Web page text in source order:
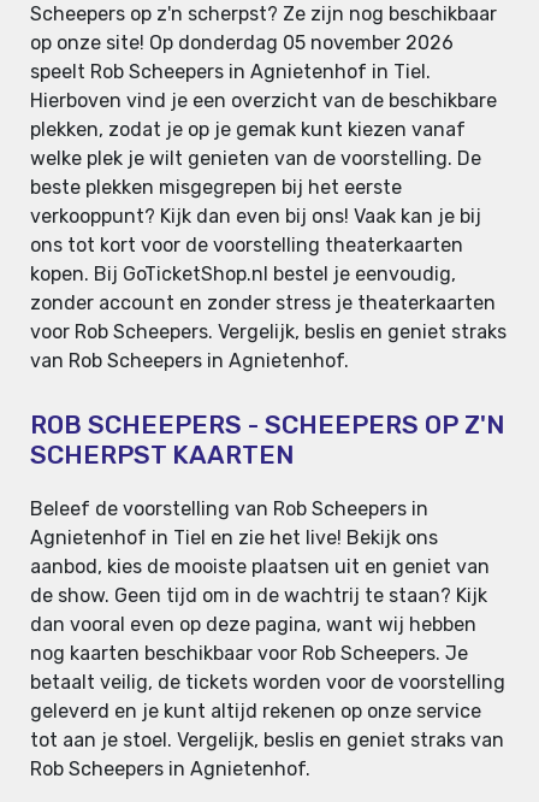
Scheepers op z'n scherpst? Ze zijn nog beschikbaar
op onze site! Op donderdag 05 november 2026
speelt Rob Scheepers in Agnietenhof in Tiel.
Hierboven vind je een overzicht van de beschikbare
plekken, zodat je op je gemak kunt kiezen vanaf
welke plek je wilt genieten van de voorstelling. De
beste plekken misgegrepen bij het eerste
verkooppunt? Kijk dan even bij ons! Vaak kan je bij
ons tot kort voor de voorstelling theaterkaarten
kopen. Bij GoTicketShop.nl bestel je eenvoudig,
zonder account en zonder stress je theaterkaarten
voor Rob Scheepers. Vergelijk, beslis en geniet straks
van Rob Scheepers in Agnietenhof.
ROB SCHEEPERS - SCHEEPERS OP Z'N
SCHERPST KAARTEN
Beleef de voorstelling van Rob Scheepers in
Agnietenhof in Tiel en zie het live! Bekijk ons
aanbod, kies de mooiste plaatsen uit en geniet van
de show. Geen tijd om in de wachtrij te staan? Kijk
dan vooral even op deze pagina, want wij hebben
nog kaarten beschikbaar voor Rob Scheepers. Je
betaalt veilig, de tickets worden voor de voorstelling
geleverd en je kunt altijd rekenen op onze service
tot aan je stoel. Vergelijk, beslis en geniet straks van
Rob Scheepers in Agnietenhof.